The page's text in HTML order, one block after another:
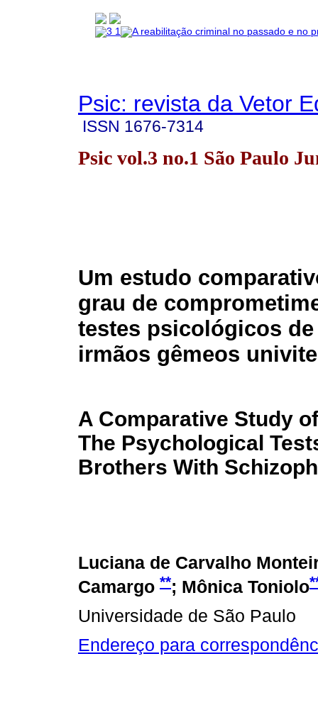
Psic: revista da Vetor
ISSN 1676-7314
Psic vol.3 no.1 São Paulo
Um estudo
grau de
testes psicológicos
irmãos gêmeos
A Comparative Study
The Psychological
Brothers With
Luciana de Carvalho
Camargo **; Mônica Toniolo
Universidade de São Paulo
Endereço para